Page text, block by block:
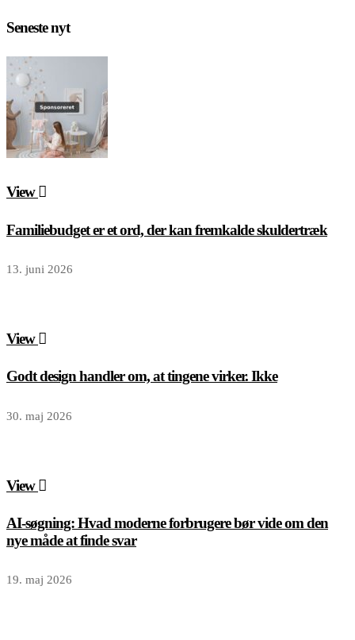
Seneste nyt
View
Familiebudget er et ord, der kan fremkalde skuldertræk
13. juni 2026
View
Godt design handler om, at tingene virker. Ikke
30. maj 2026
View
AI-søgning: Hvad moderne forbrugere bør vide om den
nye måde at finde svar
19. maj 2026